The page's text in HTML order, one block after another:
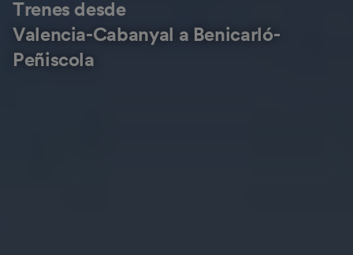
Trenes desde
Valencia-Cabanyal a Benicarló-
Peñiscola